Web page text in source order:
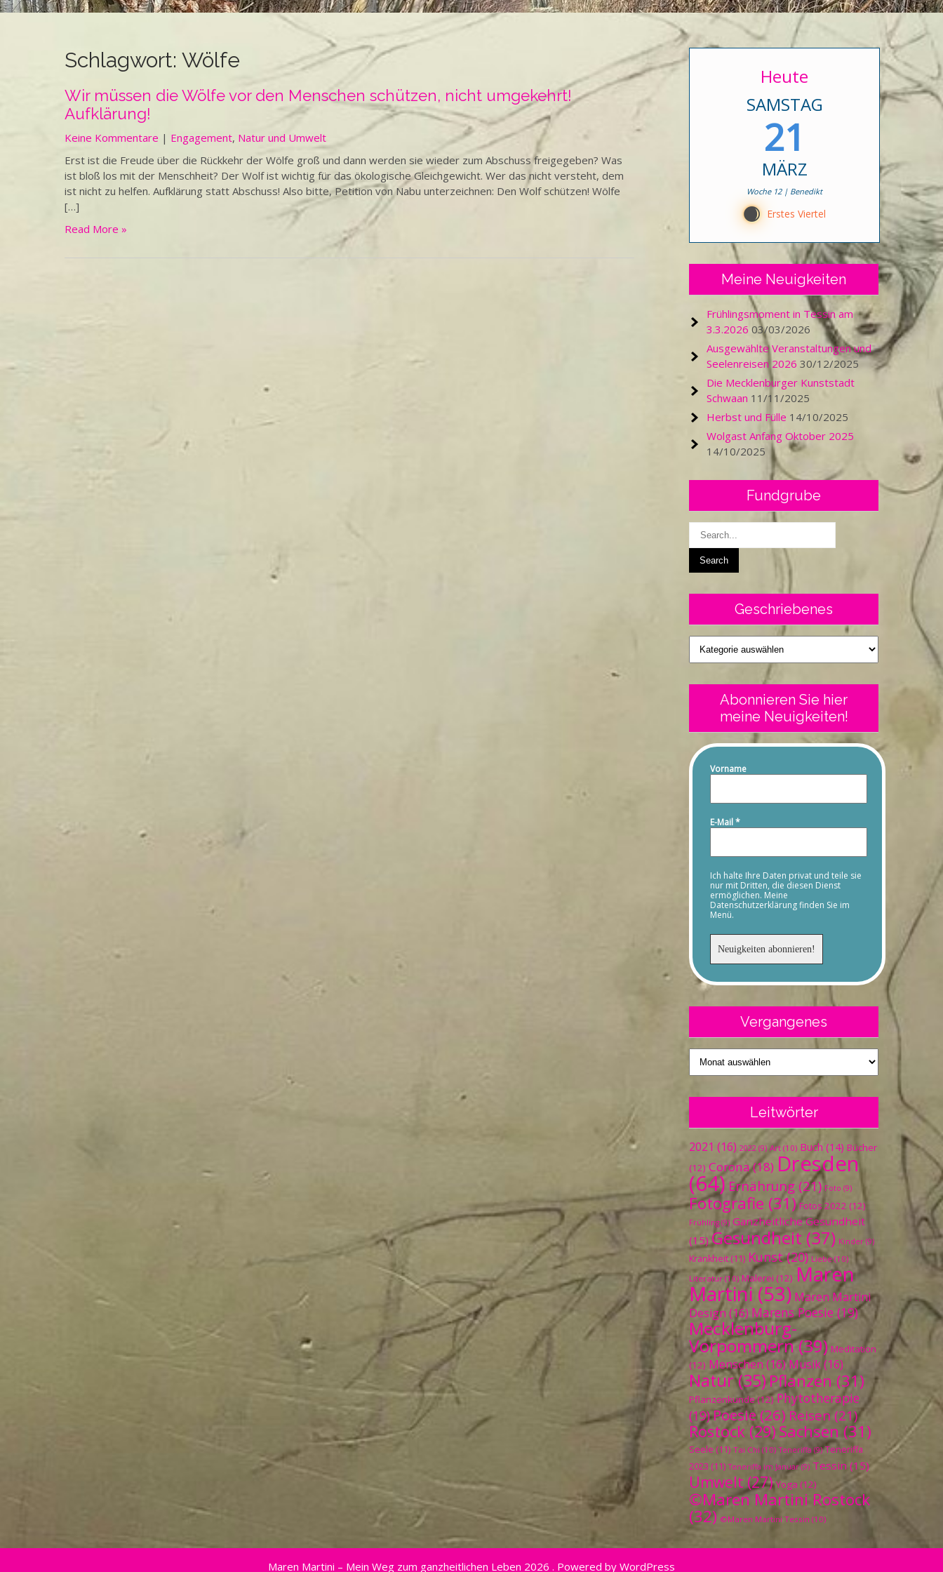
Schlagwort: Wölfe
Wir müssen die Wölfe vor den Menschen schützen, nicht umgekehrt!
Aufklärung!
Keine Kommentare | Engagement, Natur und Umwelt
Erst ist die Freude über die Rückkehr der Wölfe groß und dann werden sie wieder zum Abschuss freigegeben? Was
ist bloß los mit der Menschheit? Der Wolf ist wichtig für das ökologische Gleichgewicht. Wer das nicht versteht, dem
ist nicht zu helfen. Aufklärung statt Abschuss! Also bitte, Petition von Nabu unterzeichnen: Den Wolf schützen! Wölfe
[…]
Read More »
Heute
SAMSTAG
21
MÄRZ
Woche 12 | Benedikt
C Erstes Viertel
Meine Neuigkeiten
Frühlingsmoment in Tessin am
3.3.2026 03/03/2026
Ausgewählte Veranstaltungen und
Seelenreisen 2026 30/12/2025
Die Mecklenburger Kunststadt
Schwaan 11/11/2025
Herbst und Fülle 14/10/2025
Wolgast Anfang Oktober 2025
14/10/2025
Fundgrube
Geschriebenes
Geschriebenes
Abonnieren Sie hier
meine Neuigkeiten!
Vorname
E-Mail*
Ich halte Ihre Daten privat und teile sie
nur mit Dritten, die diesen Dienst
ermöglichen. Meine
Datenschutzerklärung finden Sie im
Menü.
Vergangenes
Vergangenes
Leitwörter
2021 (16) 2022 (9) Art (10) Buch (14) Bücher
(12) Corona(18) Dresden
(64) Ernährung (21) Foto (9)
Fotografie (31) Fotos 2022 (12)
Frühling (9) Ganzheitliche Gesundheit
(15) Gesundheit (37) Kinder (9)
Krankheit (11) Kunst(20) Liebe(10)
Literatur (10) Malerei (12) Maren
Martini(53) Maren Martini
Design (16) Marens Poesie (19)
Mecklenburg-
Vorpommern(39) Meditation
(12) Menschen (16) Musik(16)
Natur(35)Pflanzen (31)
Pflanzenkunde(12) Phytotherapie
(19)Poesie(26) Reisen(21)
Rostock (29) Sachsen (31)
Seele (11) Tai Chi (10) Teneriffa (9) Teneriffa
2023 (11) Teneriffa im Januar(9) Tessin (15)
Umwelt (27) Yoga (12)
©Maren Martini Rostock
(32) ©Maren Martini Tessin (10)
Maren Martini – Mein Weg zum ganzheitlichen Leben 2026 . Powered by WordPress